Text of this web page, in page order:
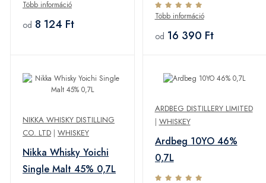
Több információ
od 8 124 Ft
Több információ
od 16 390 Ft
NIKKA WHISKY DISTILLING
CO. LTD | WHISKEY
Nikka Whisky Yoichi
Single Malt 45% 0,7L
ARDBEG DISTILLERY LIMITED
| WHISKEY
Ardbeg 10YO 46%
0,7L